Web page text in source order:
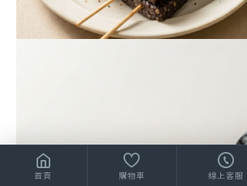
首頁 購物車 線上客服